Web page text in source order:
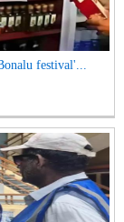
festival'...